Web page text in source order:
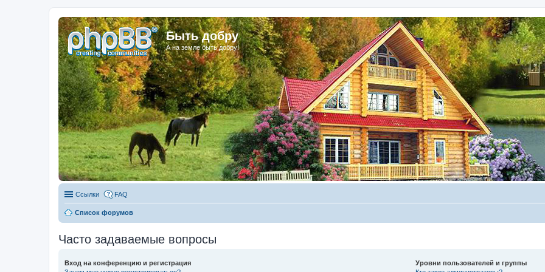
Быть добру
А на земле быть добру!
Ссылки FAQ
Список форумов
Часто задаваемые вопросы
Вход на конференцию и регистрация
Уровни пользователей и группы